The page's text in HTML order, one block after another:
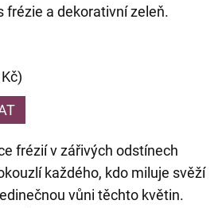
frézie a dekorativní zeleň.
frézií v zářivých odstínech
každého, kdo miluje svěží
vůni těchto květin.